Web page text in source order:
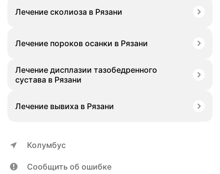
Лечение сколиоза в Рязани
Лечение пороков осанки в Рязани
Лечение дисплазии тазобедренного
сустава в Рязани
Лечение вывиха в Рязани
Колумбус
Сообщить об ошибке